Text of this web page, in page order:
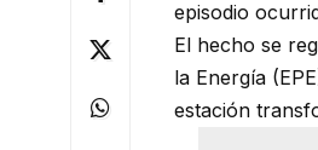
episodio
El hecho se
la Energía
estación